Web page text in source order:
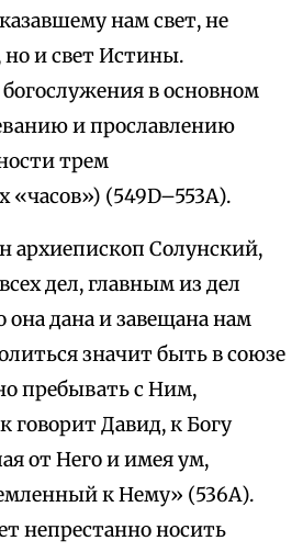
нам свет, не
и свет Истины.
в основном
и прославлению
трем
(549D–553A).
архиепископ Солунский,
дел, главным из дел
она дана и завещана нам
значит быть в союзе
пребывать с Ним,
говорит Давид, к Богу
от Него и имея ум,
к Нему» (536А).
непрестанно носить